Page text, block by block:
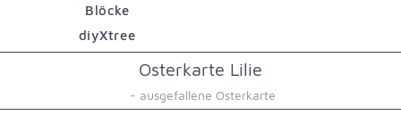
Blöcke
diyXtree
Osterkarte Lilie
- ausgefallene Osterkarte